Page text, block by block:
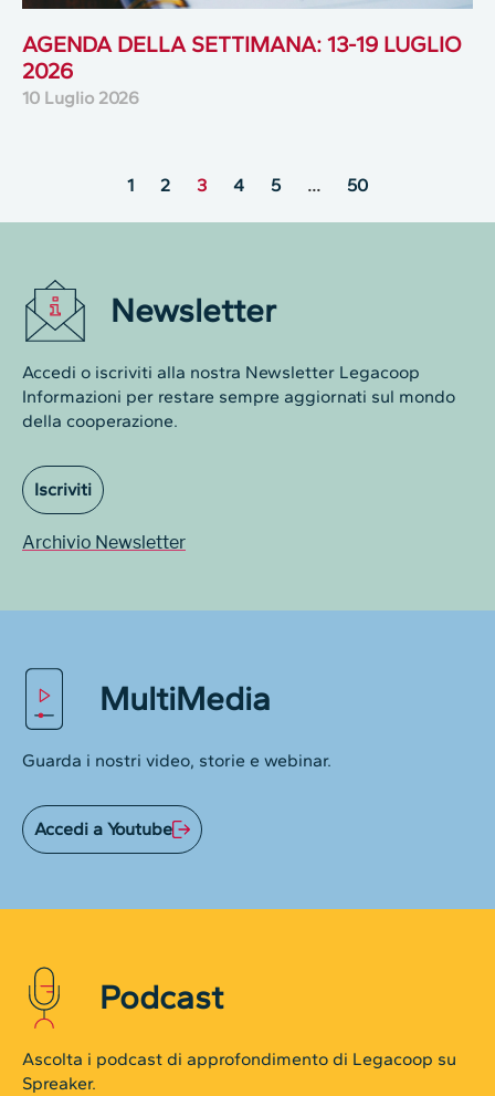
AGENDA DELLA SETTIMANA: 13-19 LUGLIO
2026
10 Luglio 2026
1 2 3 4 5 … 50
Newsletter
Accedi o iscriviti alla nostra Newsletter Legacoop
Informazioni per restare sempre aggiornati sul mondo
della cooperazione.
Iscriviti
Archivio Newsletter
MultiMedia
Guarda i nostri video, storie e webinar.
Accedi a Youtube
Podcast
Ascolta i podcast di approfondimento di Legacoop su
Spreaker.